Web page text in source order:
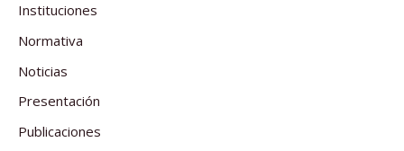
Instituciones
Normativa
Noticias
Presentación
Publicaciones